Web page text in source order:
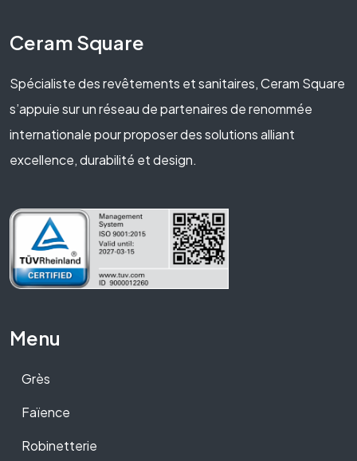
Ceram Square
Spécialiste des revêtements et sanitaires, Ceram Square
s’appuie sur un réseau de partenaires de renommée
internationale pour proposer des solutions alliant
excellence, durabilité et design.
Menu
Grès
Faïence
Robinetterie